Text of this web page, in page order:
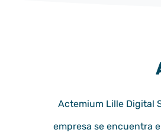
Actemium Lille Digital
empresa se encuentra